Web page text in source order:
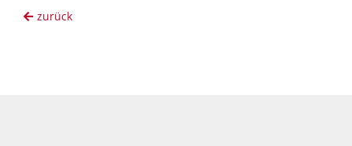
zurück